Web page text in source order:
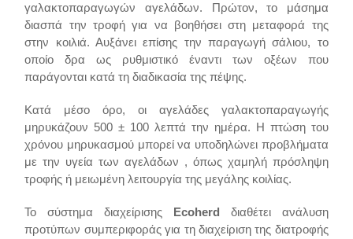
γαλακτοπαραγωγών αγελάδων. Πρώτον, το μάσημα
διασπά την τροφή για να βοηθήσει στη μεταφορά της
στην κοιλιά. Αυξάνει επίσης την παραγωγή σάλιου, το
οποίο δρα ως ρυθμιστικό έναντι των οξέων που
παράγονται κατά τη διαδικασία της πέψης.
Κατά μέσο όρο, οι αγελάδες γαλακτοπαραγωγής
μηρυκάζουν 500 ± 100 λεπτά την ημέρα. Η πτώση του
χρόνου μηρυκασμού μπορεί να υποδηλώνει προβλήματα
με την υγεία των αγελάδων , όπως χαμηλή πρόσληψη
τροφής ή μειωμένη λειτουργία της μεγάλης κοιλίας.
Το σύστημα διαχείρισης Ecoherd διαθέτει ανάλυση
προτύπων συμπεριφοράς για τη διαχείριση της διατροφής